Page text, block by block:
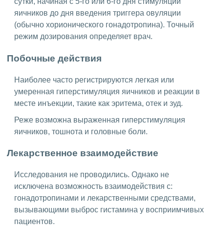
яичников до дня введения триггера овуляции
(обычно хорионического гонадотропина). Точный
режим дозирования определяет врач.
Побочные действия
Наиболее часто регистрируются легкая или
умеренная гиперстимуляция яичников и реакции в
месте инъекции, такие как эритема, отек и зуд.
Реже возможна выраженная гиперстимуляция
яичников, тошнота и головные боли.
Лекарственное взаимодействие
Исследования не проводились. Однако не
исключена возможность взаимодействия с:
гонадотропинами и лекарственными средствами,
вызывающими выброс гистамина у восприимчивых
пациентов.